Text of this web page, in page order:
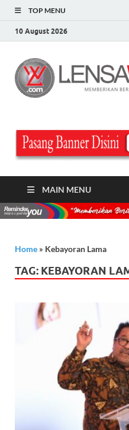
TOP MENU
10 August 2026
MAIN MENU
Home » Kebayoran Lama
TAG: KEBAYORAN